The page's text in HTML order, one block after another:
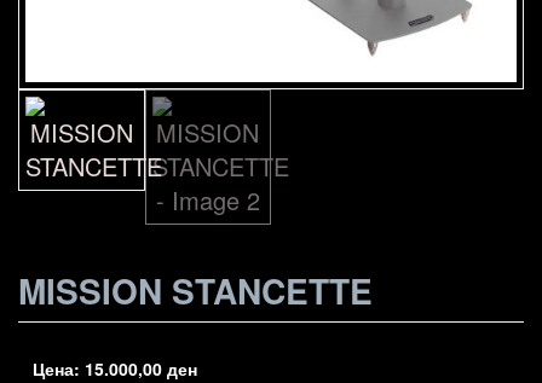
MISSION STANCETTE
Цена: 15.000,00 ден